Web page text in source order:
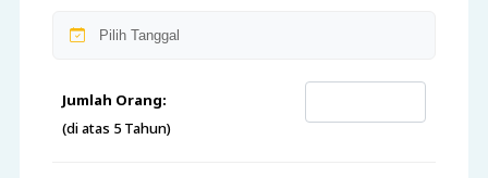
Jumlah Orang:
(di atas 5 Tahun)